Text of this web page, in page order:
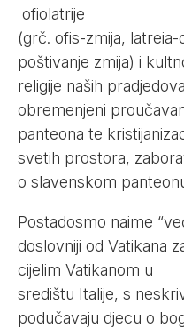
ofiolatrije
(grč. ofis-zmija, latreia-
poštivanje zmija) i
religije naših
obremenjeni
panteona te
svetih prostora,
o slavenskom
Postadosmo naime
doslovniji od Vatikana
cijelim Vatikanom u
središtu Italije, s
podučavaju djecu o